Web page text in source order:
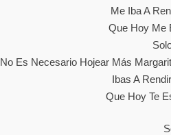
Me Iba A
Que Hoy Me
No Es Necesario Hojear Más
Ibas A
Que Hoy Te